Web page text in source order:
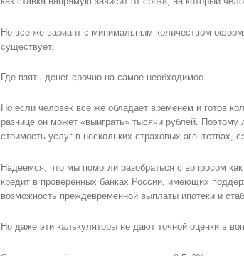
Но все же вариант с минимальным количеством
существует.
Где взять денег срочно на самое необходимое
Но если человек все же обладает временем и готов
разнице он может «выиграть» тысячи рублей.
стоимость услуг в нескольких страховых агентствах,
Надеемся, что мы помогли разобраться с вопросом
кредит в проверенных банках России, имеющих
возможность преждевременной выплаты ипотеки и
Но даже эти калькуляторы не дают точной оценки в